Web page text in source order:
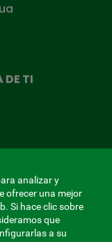
DE TI
analizar y
ofrecer una mejor
Si hace clic sobre
que
a su